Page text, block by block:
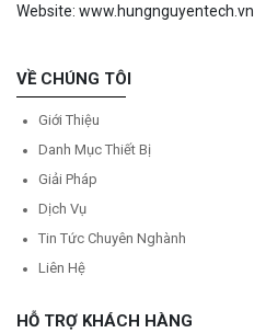
Website: www.hungnguyentech.vn
VỀ CHÚNG TÔI
Giới Thiệu
Danh Mục Thiết Bị
Giải Pháp
Dịch Vụ
Tin Tức Chuyên Nghành
Liên Hệ
HỖ TRỢ KHÁCH HÀNG